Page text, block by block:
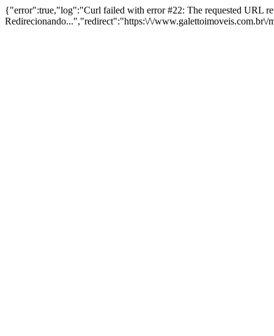
{"error":true,"log":"Curl failed with error #22: The requested URL
Redirecionando...","redirect":"https:\/\/www.galettoimoveis.com.br\/